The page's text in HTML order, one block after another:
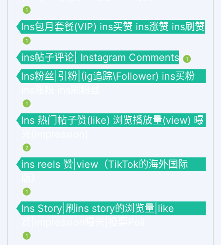
1
Ins包月套餐(VIP) ins买赞 ins涨赞 ins刷赞
1
ins帖子评论| Instagram Comments 1
Ins粉丝|引粉|(ig追踪\Follower) ins买粉
1
Ins 热门帖子赞(like) 浏览播放量(view) 曝
2
ins reels 赞|view（TikTok的海外国际
1
Ins Story|刷ins story的浏览量|like
1